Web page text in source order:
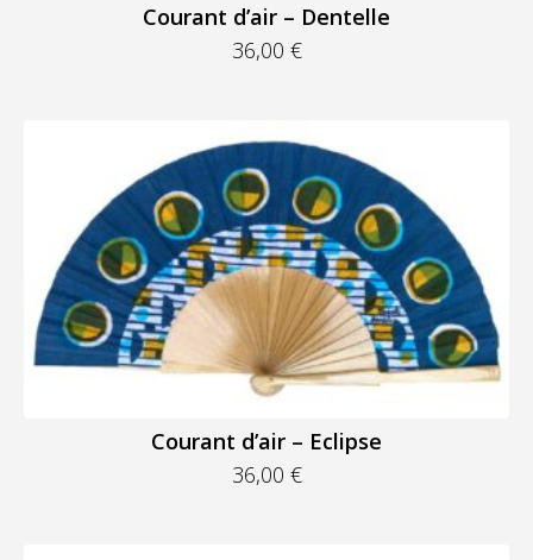
Courant d’air – Dentelle
36,00 €
Courant d’air – Eclipse
36,00 €